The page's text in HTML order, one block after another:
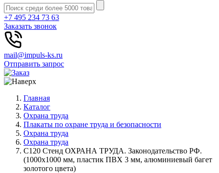
+7 495 234 73 63
Заказать звонок
mail@impuls-ks.ru
Отправить запрос
Главная
Каталог
Охрана труда
Плакаты по охране труда и безопасности
Охрана труда
Охрана труда
С120 Стенд ОХРАНА ТРУДА. Законодательство РФ.
(1000х1000 мм, пластик ПВХ 3 мм, алюминиевый багет
золотого цвета)